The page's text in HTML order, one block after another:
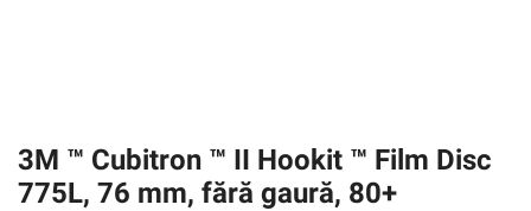
3M ™ Cubitron ™ II Hookit ™ Film Disc
775L, 76 mm, fără gaură, 80+